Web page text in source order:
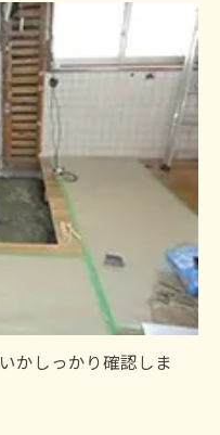
かしっかり確認しま